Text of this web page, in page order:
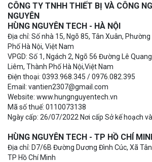
CÔNG TY TNHH THIẾT BỊ VÀ CÔNG
NGUYÊN
HÙNG NGUYÊN TECH - HÀ NỘI
Địa chỉ: Số nhà 15, Ngõ 85, Tân Xuân,
Phố Hà Nội, Việt Nam
VPGD: Số 1, Ngách 2, Ngõ 56 Đường Lê
Liêm, Thành Phố Hà Nội,Việt Nam
Điện thoại: 0393.968.345 / 0976.082.395
Email: vantien2307@gmail.com
Website: www.hungnguyentech.vn
Mã số thuế: 0110073138
Ngày cấp: 26/07/2022 Nơi cấp Sở kế hoạch
HÙNG NGUYÊN TECH - TP HỒ CHÍ
Địa chỉ: D7/6B Đường Dương Đình Cúc, Xã Tân
TP Hồ Chí Minh